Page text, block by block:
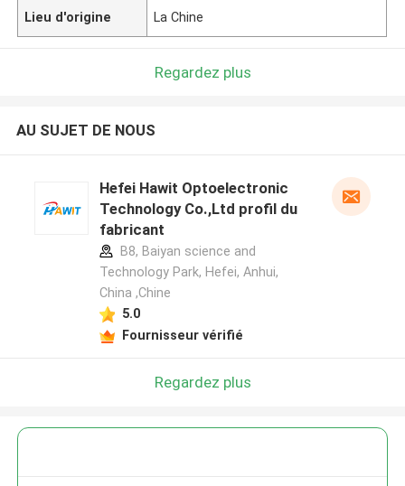
Lieu d'origine La Chine
Regardez plus
AU SUJET DE NOUS
Hefei Hawit Optoelectronic
Technology Co.,Ltd profil du
fabricant
B8, Baiyan science and
Technology Park, Hefei, Anhui,
China ,Chine
5.0
Fournisseur vérifié
Regardez plus